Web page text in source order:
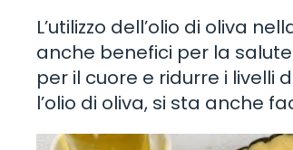
L’utilizzo dell’olio di oliva
anche benefici per la
per il cuore e ridurre i livelli
l’olio di oliva, si sta anche